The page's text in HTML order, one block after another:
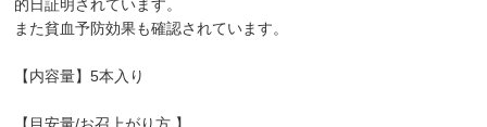
的日証明されています。
また貧血予防効果も確認されています。
【内容量】5本入り
【目安量/お召上がり方 】